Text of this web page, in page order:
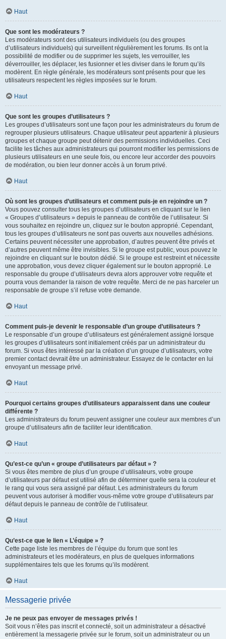
Haut
Que sont les modérateurs ?
Les modérateurs sont des utilisateurs individuels (ou des groupes
d’utilisateurs individuels) qui surveillent régulièrement les forums. Ils ont la
possibilité de modifier ou de supprimer les sujets, les verrouiller, les
déverrouiller, les déplacer, les fusionner et les diviser dans le forum qu’ils
modèrent. En règle générale, les modérateurs sont présents pour que les
utilisateurs respectent les règles imposées sur le forum.
Haut
Que sont les groupes d’utilisateurs ?
Les groupes d’utilisateurs sont une façon pour les administrateurs du forum de
regrouper plusieurs utilisateurs. Chaque utilisateur peut appartenir à plusieurs
groupes et chaque groupe peut détenir des permissions individuelles. Ceci
facilite les tâches aux administrateurs qui pourront modifier les permissions de
plusieurs utilisateurs en une seule fois, ou encore leur accorder des pouvoirs
de modération, ou bien leur donner accès à un forum privé.
Haut
Où sont les groupes d’utilisateurs et comment puis-je en rejoindre un ?
Vous pouvez consulter tous les groupes d’utilisateurs en cliquant sur le lien
« Groupes d’utilisateurs » depuis le panneau de contrôle de l’utilisateur. Si
vous souhaitez en rejoindre un, cliquez sur le bouton approprié. Cependant,
tous les groupes d’utilisateurs ne sont pas ouverts aux nouvelles adhésions.
Certains peuvent nécessiter une approbation, d’autres peuvent être privés et
d’autres peuvent même être invisibles. Si le groupe est public, vous pouvez le
rejoindre en cliquant sur le bouton dédié. Si le groupe est restreint et nécessite
une approbation, vous devez cliquer également sur le bouton approprié. Le
responsable du groupe d’utilisateurs devra alors approuver votre requête et
pourra vous demander la raison de votre requête. Merci de ne pas harceler un
responsable de groupe s’il refuse votre demande.
Haut
Comment puis-je devenir le responsable d’un groupe d’utilisateurs ?
Le responsable d’un groupe d’utilisateurs est généralement assigné lorsque
les groupes d’utilisateurs sont initialement créés par un administrateur du
forum. Si vous êtes intéressé par la création d’un groupe d’utilisateurs, votre
premier contact devrait être un administrateur. Essayez de le contacter en lui
envoyant un message privé.
Haut
Pourquoi certains groupes d’utilisateurs apparaissent dans une couleur
différente ?
Les administrateurs du forum peuvent assigner une couleur aux membres d’un
groupe d’utilisateurs afin de faciliter leur identification.
Haut
Qu’est-ce qu’un « groupe d’utilisateurs par défaut » ?
Si vous êtes membre de plus d’un groupe d’utilisateurs, votre groupe
d’utilisateurs par défaut est utilisé afin de déterminer quelle sera la couleur et
le rang qui vous sera assigné par défaut. Les administrateurs du forum
peuvent vous autoriser à modifier vous-même votre groupe d’utilisateurs par
défaut depuis le panneau de contrôle de l’utilisateur.
Haut
Qu’est-ce que le lien « L’équipe » ?
Cette page liste les membres de l’équipe du forum que sont les
administrateurs et les modérateurs, en plus de quelques informations
supplémentaires tels que les forums qu’ils modèrent.
Haut
Messagerie privée
Je ne peux pas envoyer de messages privés !
Soit vous n’êtes pas inscrit et connecté, soit un administrateur a désactivé
entièrement la messagerie privée sur le forum, soit un administrateur ou un